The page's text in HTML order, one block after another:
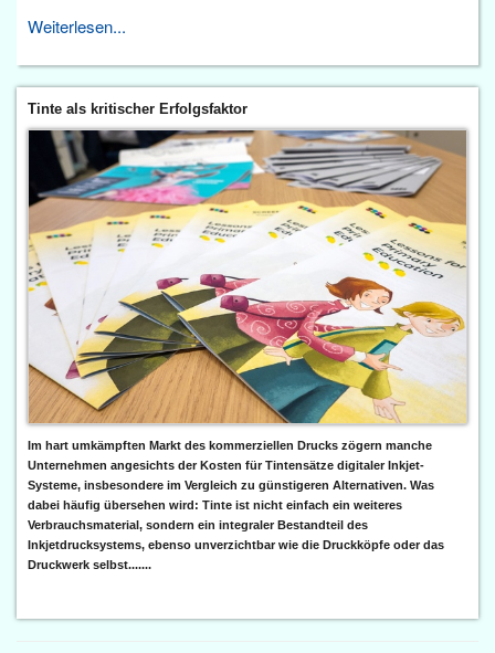
Weiterlesen...
Tinte als kritischer Erfolgsfaktor
Im hart umkämpften Markt des kommerziellen Drucks zögern manche
Unternehmen angesichts der Kosten für Tintensätze digitaler Inkjet-
Systeme, insbesondere im Vergleich zu günstigeren Alternativen. Was
dabei häufig übersehen wird: Tinte ist nicht einfach ein weiteres
Verbrauchsmaterial, sondern ein integraler Bestandteil des
Inkjetdrucksystems, ebenso unverzichtbar wie die Druckköpfe oder das
Druckwerk selbst.......